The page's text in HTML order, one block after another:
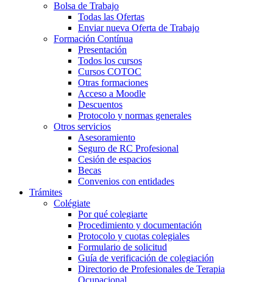
Bolsa de Trabajo
Todas las Ofertas
Enviar nueva Oferta de Trabajo
Formación Contínua
Presentación
Todos los cursos
Cursos COTOC
Otras formaciones
Acceso a Moodle
Descuentos
Protocolo y normas generales
Otros servicios
Asesoramiento
Seguro de RC Profesional
Cesión de espacios
Becas
Convenios con entidades
Trámites
Colégiate
Por qué colegiarte
Procedimiento y documentación
Protocolo y cuotas colegiales
Formulario de solicitud
Guía de verificación de colegiación
Directorio de Profesionales de Terapia
Ocupacional